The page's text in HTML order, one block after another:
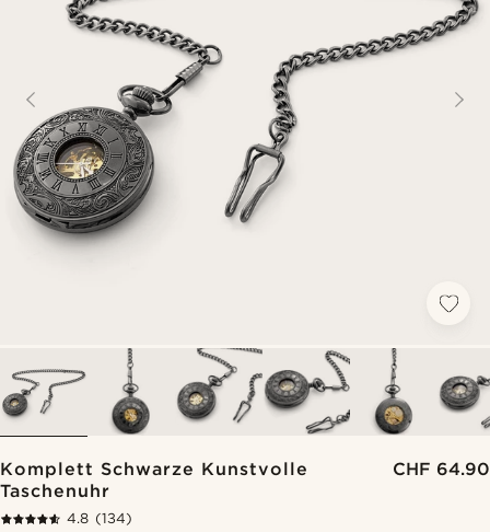
Komplett Schwarze Kunstvolle
Taschenuhr
CHF 64.90
4.8 (134)